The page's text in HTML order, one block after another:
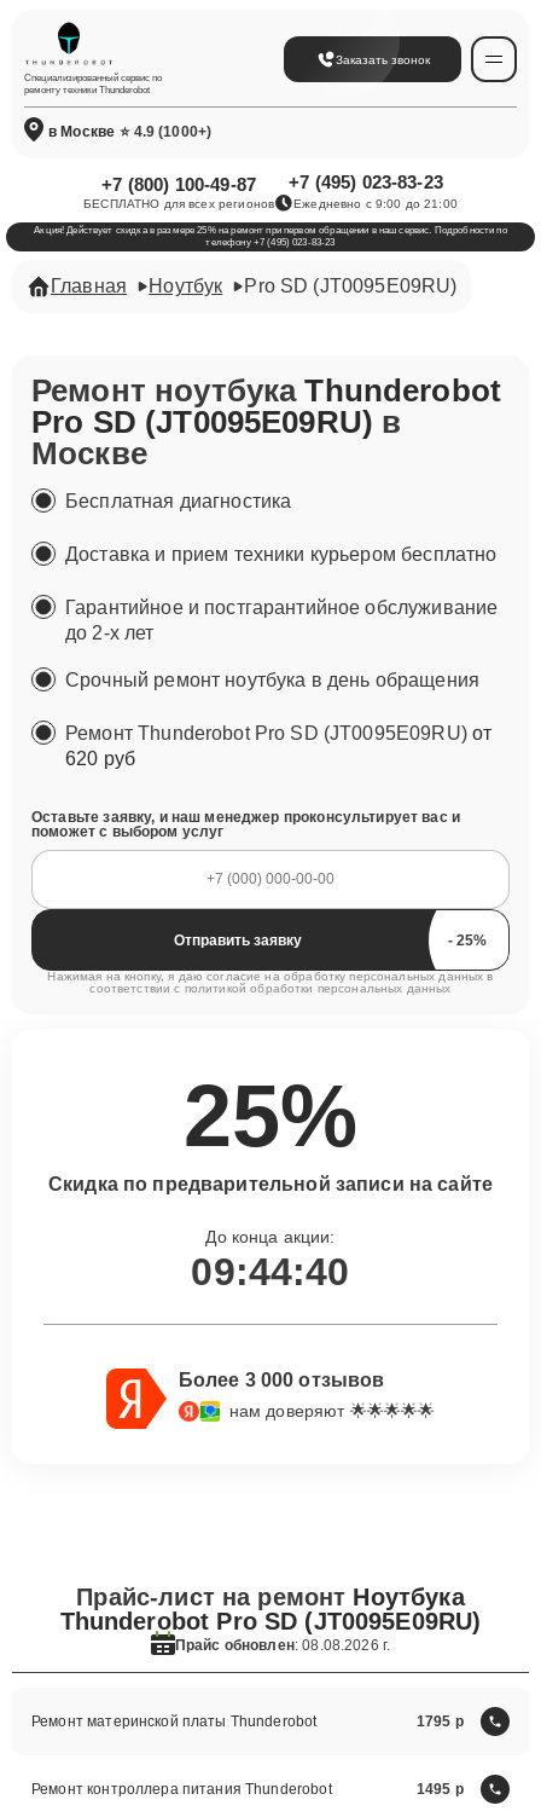
Специализированный сервис по
ремонту техники Thunderobot
Заказать звонок
в Москве ⭐ 4.9 (1000+)
+7 (800) 100-49-87
БЕСПЛАТНО для всех регионов
+7 (495) 023-83-23
Ежедневно с 9:00 до 21:00
Акция! Действует скидка в размере 25% на ремонт при первом обращении в наш сервис. Подробности по
телефону +7 (495) 023-83-23
Главная Ноутбук Pro SD (JT0095E09RU)
Ремонт ноутбукаThunderobot
Pro SD (JT0095E09RU) в
Москве
Бесплатная диагностика
Доставка и прием техники курьером бесплатно
Гарантийное и постгарантийное обслуживание
до 2-х лет
Срочный ремонт ноутбука в день обращения
Ремонт Thunderobot Pro SD (JT0095E09RU) от
620 руб
Оставьте заявку, и наш менеджер проконсультирует вас и
поможет с выбором услуг
Отправить заявку
Нажимая на кнопку, я даю согласие на обработку персональных данных в
соответствии с политикой обработки персональных данных
25%
Скидка по предварительной записи на сайте
До конца акции:
09:44:39
Более 3 000 отзывов
нам доверяют 🌟🌟🌟🌟🌟
Прайс-лист на ремонт Ноутбука
Thunderobot Pro SD (JT0095E09RU)
Прайс обновлен: 08.08.2026 г.
Ремонт материнской платы Thunderobot 1795
Ремонт контроллера питания Thunderobot 1495